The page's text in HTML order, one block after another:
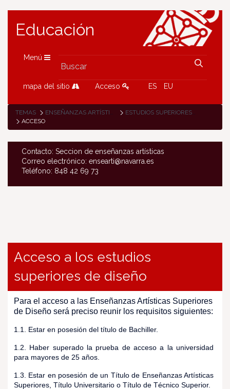
Educación
Menú
mapa del sitio Acceso ES EU
TEMAS ENSEÑANZAS ARTÍSTICAS
ESTUDIOS SUPERIORES DE DISEÑO
ACCESO
Contacto: Seccion de enseñanzas artísticas
Correo electrónico: ensearti@navarra.es
Teléfono: 848 42 69 73
Acceso a los estudios
superiores de diseño
Para el acceso a las Enseñanzas Artísticas Superiores
de Diseño será preciso reunir los requisitos siguientes:
1.1. Estar en posesión del título de Bachiller.
1.2. Haber superado la prueba de acceso a la universidad
para mayores de 25 años.
1.3. Estar en posesión de un Título de Enseñanzas Artísticas
Superiores, Título Universitario o Título de Técnico Superior.